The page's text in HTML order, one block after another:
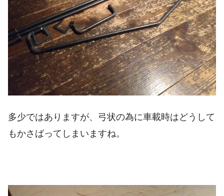
多少ではありますが、弓状の為に車載時はどうして
もかさばってしまいますね。